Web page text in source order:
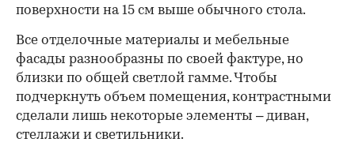
поверхности на 15 см выше обычного стола.
Все отделочные материалы и мебельные
фасады разнообразны по своей фактуре, но
близки по общей светлой гамме. Чтобы
подчеркнуть объем помещения, контрастными
сделали лишь некоторые элементы – диван,
стеллажи и светильники.